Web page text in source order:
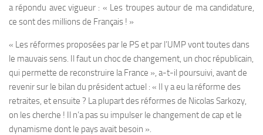
a répondu avec vigueur : « Les troupes autour de ma candidature,
ce sont des millions de Français ! »
« Les réformes proposées par le PS et par l’UMP vont toutes dans
le mauvais sens. Il faut un choc de changement, un choc républicain,
qui permette de reconstruire la France », a-t-il poursuivi, avant de
revenir sur le bilan du président actuel : « Il y a eu la réforme des
retraites, et ensuite ? La plupart des réformes de Nicolas Sarkozy,
on les cherche ! Il n’a pas su impulser le changement de cap et le
dynamisme dont le pays avait besoin ».